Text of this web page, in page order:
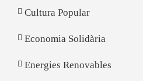
Cultura Popular
Economia Solidària
Energies Renovables